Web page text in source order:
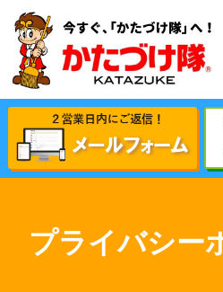
かたづけ隊について
プライバシー